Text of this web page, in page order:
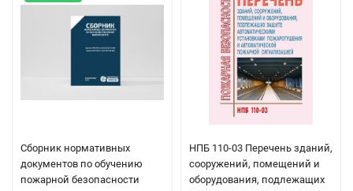
Сборник нормативных
документов по обучению
пожарной безопасности
НПБ 110-03 Перечень зданий,
сооружений, помещений и
оборудования, подлежащих